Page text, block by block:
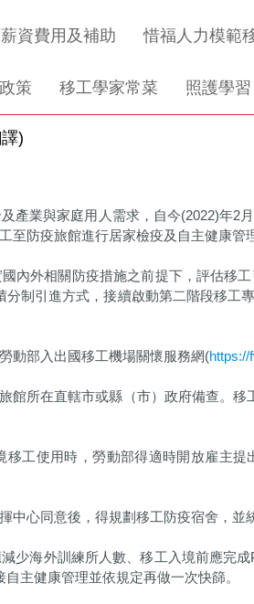
薪資費用及補助 惜福人力模範
策 移工學家常菜 照護學習
)
產業與家庭用人需求，自今(2022)年2
防疫旅館進行居家檢疫及自主健康管
內外相關防疫措施之前提下，評估移
制引進方式，接續啟動第二階段移工
動部入出國移工機場關懷服務網(https://
館所在直轄市或縣（市）政府備查。
工使用時，勞動部得適時開放雇主
心同意後，得規劃移工防疫宿舍，並
少海外訓練所人數、移工入境前應完
主健康管理並依規定再做一次快篩。